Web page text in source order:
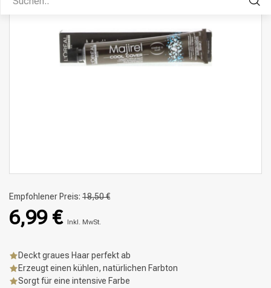
Empfohlener Preis: 18,50 €
6,99 € Inkl. MwSt.
Deckt graues Haar perfekt ab
Erzeugt einen kühlen, natürlichen Farbton
Sorgt für eine intensive Farbe